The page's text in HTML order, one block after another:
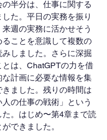
半分は、仕事に関する
た。平日の実務を振り
週の実務に活かせそう
ることを意識して複数の
しました。さらに深掘
とは、ChatGPTの力を借
な計画に必要な情報を集
きました。残りの時間は
人の仕事の戦術」という
。はじめ〜第4章まで読
できました。